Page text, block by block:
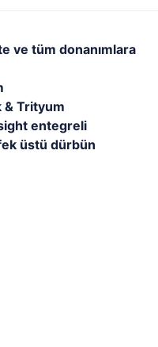
ve tüm donanımlara
& Trityum
entegreli
üstü dürbün